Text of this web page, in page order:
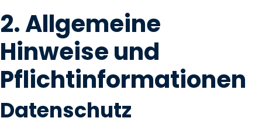
2. Allgemeine
Hinweise und
Pflichtinformationen
Datenschutz